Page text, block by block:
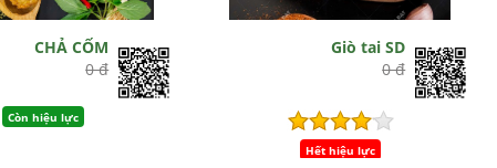
CHẢ CỐM
0 đ
Còn hiệu lực
Giò tai SD
0 đ
Hết hiệu lực